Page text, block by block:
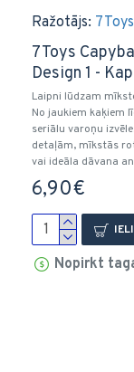
Ražotājs: 7Toys
7Toys
Design 1 -
Laipni lūdzam
No jaukiem kaķiem
seriālu varoņu
detaļām, mīkstās
vai ideāla dāvana
6,90€
Nopirkt